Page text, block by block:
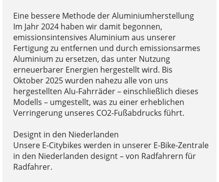
Eine bessere Methode der Aluminiumherstellung
Im Jahr 2024 haben wir damit begonnen,
emissionsintensives Aluminium aus unserer
Fertigung zu entfernen und durch emissionsarmes
Aluminium zu ersetzen, das unter Nutzung
erneuerbarer Energien hergestellt wird. Bis
Oktober 2025 wurden nahezu alle von uns
hergestellten Alu-Fahrräder – einschließlich dieses
Modells – umgestellt, was zu einer erheblichen
Verringerung unseres CO2-Fußabdrucks führt.
Designt in den Niederlanden
Unsere E-Citybikes werden in unserer E-Bike-Zentrale
in den Niederlanden designt – von Radfahrern für
Radfahrer.